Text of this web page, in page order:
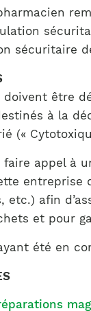
sécuritaire
doivent être
à la
(«
appel à
etc.) afin
et pour
été en